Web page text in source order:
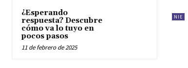
¿Esperando
respuesta? Descubre
cómo va lo tuyo en
pocos pasos
11 de febrero de 2025
NIE